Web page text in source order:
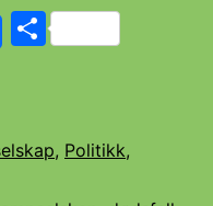
Share
, Politikk,